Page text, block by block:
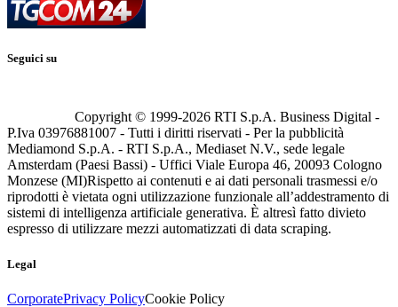
Seguici su
Copyright © 1999-2026 RTI S.p.A. Business Digital -
P.Iva 03976881007 - Tutti i diritti riservati - Per la pubblicità
Mediamond S.p.A. - RTI S.p.A., Mediaset N.V., sede legale
Amsterdam (Paesi Bassi) - Uffici Viale Europa 46, 20093 Cologno
Monzese (MI)Rispetto ai contenuti e ai dati personali trasmessi e/o
riprodotti è vietata ogni utilizzazione funzionale all’addestramento di
sistemi di intelligenza artificiale generativa. È altresì fatto divieto
espresso di utilizzare mezzi automatizzati di data scraping.
Legal
CorporatePrivacy PolicyCookie Policy